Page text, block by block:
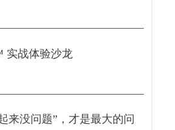
实战体验沙龙
来没问题”，才是最大的问